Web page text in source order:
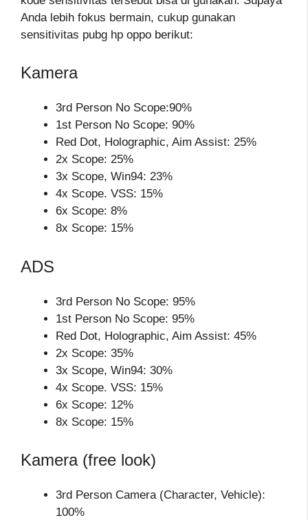
Anda lebih fokus bermain, cukup gunakan
sensitivitas pubg hp oppo berikut:
Kamera
3rd Person No Scope:90%
1st Person No Scope: 90%
Red Dot, Holographic, Aim Assist: 25%
2x Scope: 25%
3x Scope, Win94: 23%
4x Scope. VSS: 15%
6x Scope: 8%
8x Scope: 15%
ADS
3rd Person No Scope: 95%
1st Person No Scope: 95%
Red Dot, Holographic, Aim Assist: 45%
2x Scope: 35%
3x Scope, Win94: 30%
4x Scope. VSS: 15%
6x Scope: 12%
8x Scope: 15%
Kamera (free look)
3rd Person Camera (Character, Vehicle):
100%